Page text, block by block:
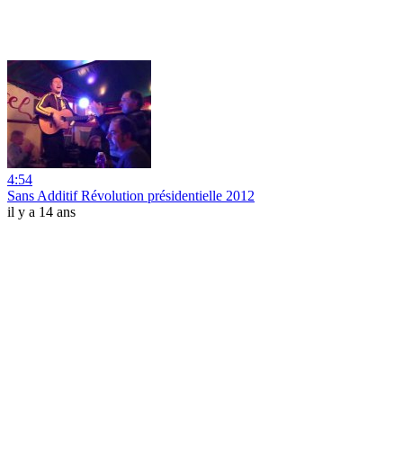
4:54
Sans Additif Révolution présidentielle 2012
il y a 14 ans